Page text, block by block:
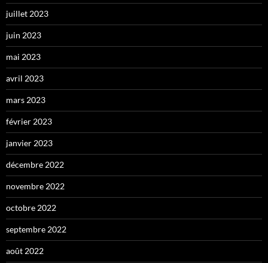
juillet 2023
juin 2023
mai 2023
avril 2023
mars 2023
février 2023
janvier 2023
décembre 2022
novembre 2022
octobre 2022
septembre 2022
août 2022